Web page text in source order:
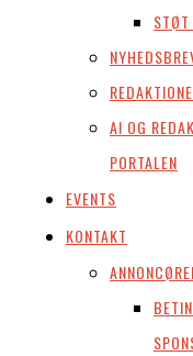
STØT
AI OG
PORTALEN
EVENTS
KONTAKT